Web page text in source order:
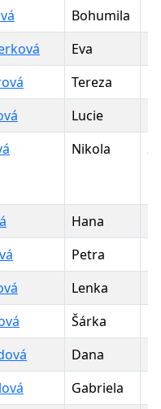
Bohumila
Eva
Tereza
Lucie
Nikola
Hana
Petra
Lenka
Šárka
Dana
Gabriela